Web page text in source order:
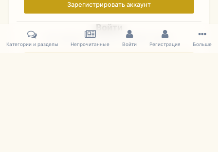
Зарегистрировать аккаунт
Войти
Уже зарегистрированы? Войдите здесь.
Категории и разделы Непрочитанные Войти Регистрация Больше